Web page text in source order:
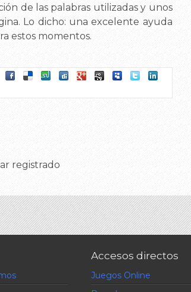
de las palabras utilizadas y unos
Lo dicho: una excelente ayuda
estos momentos.
registrado
Accesos directos
Juegos Online